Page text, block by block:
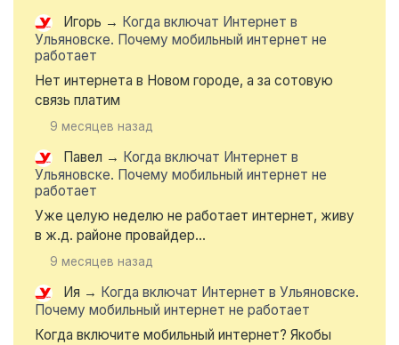
Игорь → Когда включат Интернет в
Ульяновске. Почему мобильный интернет не
работает
Нет интернета в Новом городе, а за сотовую
связь платим
9 месяцев назад
Павел → Когда включат Интернет в
Ульяновске. Почему мобильный интернет не
работает
Уже целую неделю не работает интернет, живу
в ж.д. районе провайдер...
9 месяцев назад
Ия → Когда включат Интернет в Ульяновске.
Почему мобильный интернет не работает
Когда включите мобильный интернет? Якобы